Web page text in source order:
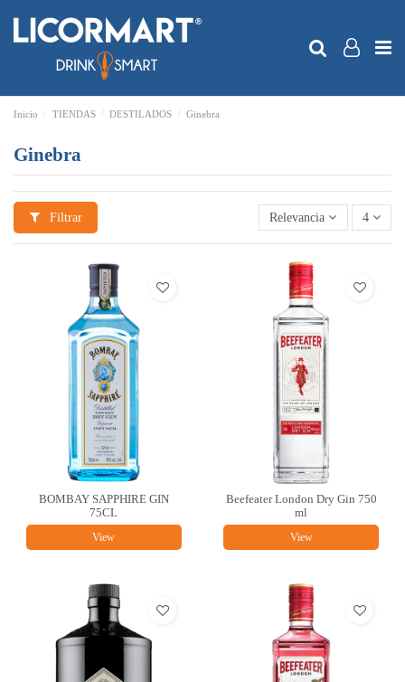
Inicio TIENDAS DESTILADOS Ginebra
Ginebra
Filtrar Relevancia 4
BOMBAY SAPPHIRE GIN
75CL
View
Beefeater London Dry Gin 750
ml
View